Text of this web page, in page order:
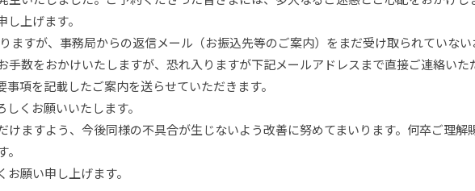
上げます。
ますが、事務局からの返信メール（お振込先等のご案内）をまだ受け取られていない
手数をおかけいたしますが、恐れ入りますが下記メールアドレスまで直接ご連絡いた
項を記載したご案内を送らせていただきます。
しくお願いいたします。
けますよう、今後同様の不具合が生じないよう改善に努めてまいります。何卒ご理解
願い申し上げます。